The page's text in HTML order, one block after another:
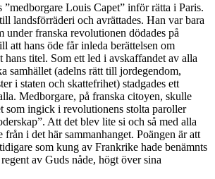
”medborgare Louis Capet” inför rätta i Paris.
landsförräderi och avrättades. Han var bara
under franska revolutionen dödades på
att hans öde får inleda berättelsen om
hans titel. Som ett led i avskaffandet av alla
samhället (adelns rätt till jordegendom,
i staten och skattefrihet) stadgades ett
Medborgare, på franska citoyen, skulle
som ingick i revolutionens stolta paroller
Att det blev lite si och så med alla
från i det här sammanhanget. Poängen är att
som kung av Frankrike hade benämnts
av Guds nåde, högt över sina